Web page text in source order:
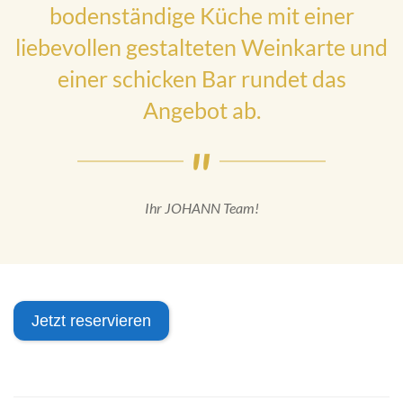
bodenständige Küche mit einer
liebevollen gestalteten Weinkarte und
einer schicken Bar rundet das
Angebot ab.
Ihr JOHANN Team!
Jetzt reservieren